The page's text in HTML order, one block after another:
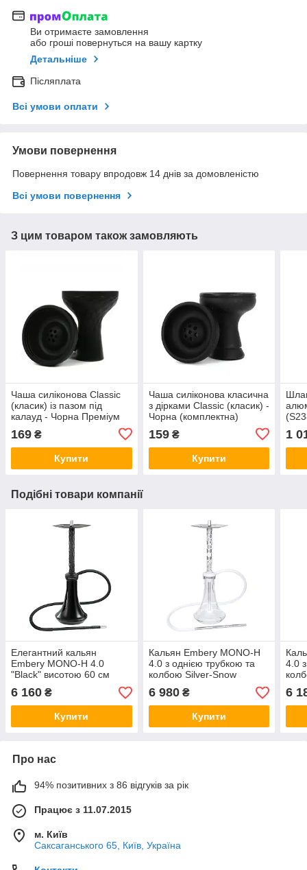
Ви отримаєте замовлення
або гроші повернуться на вашу картку
Детальніше
Післяплата
Всі умови оплати
Умови повернення
Повернення товару впродовж 14 днів за домовленістю
Всі умови повернення
З цим товаром також замовляють
Чаша силіконова Classic
(класик) із пазом під
калауд - Чорна Преміум
169 ₴
Купити
Чаша силіконова класична
з дірками Classic (класик) -
Чорна (комплектна)
159₴
Купити
1
Подібні товари компанії
Елегантний кальян
Embery MONO-H 4.0
"Black" висотою 60 см
6 160 ₴
Купити
Кальян Embery MONO-H
4.0 з однією трубкою та
колбою Silver-Snow
6 980₴
Купити
4.0
6
Про нас
94% позитивних з 86 відгуків за рік
Працює з 11.07.2015
м. Київ
Саксаганського 65, Київ, Україна